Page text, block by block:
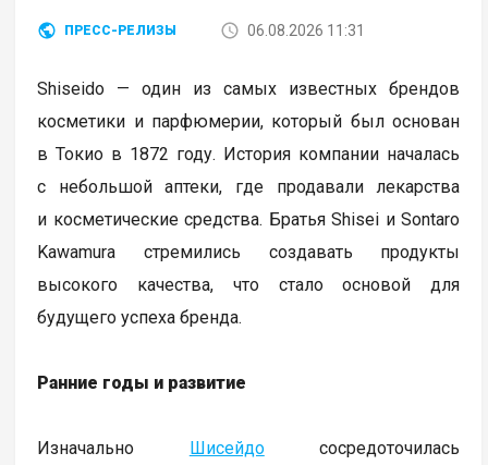
ПРЕСС-РЕЛИЗЫ 06.08.2026 11:31
Shiseido — один из самых известных брендов
косметики и парфюмерии, который был основан
в Токио в 1872 году. История компании началась
с небольшой аптеки, где продавали лекарства
и косметические средства. Братья Shisei и Sontaro
Kawamura стремились создавать продукты
высокого качества, что стало основой для
будущего успеха бренда.
Ранние годы и развитие
Изначально Шисейдососредоточилась